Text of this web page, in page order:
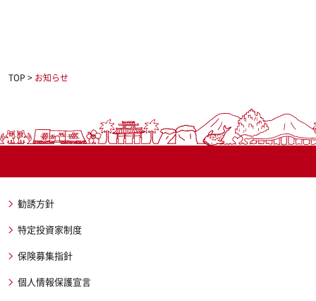
TOP > お知らせ
勧誘方針
特定投資家制度
保険募集指針
個人情報保護宣言